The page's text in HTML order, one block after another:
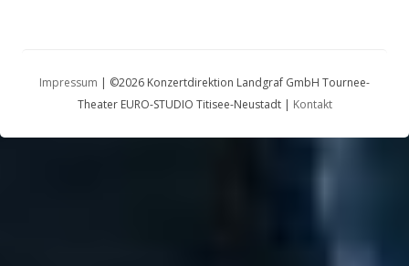
Impressum | ©2026 Konzertdirektion Landgraf GmbH Tournee-
Theater EURO-STUDIO Titisee-Neustadt | Kontakt